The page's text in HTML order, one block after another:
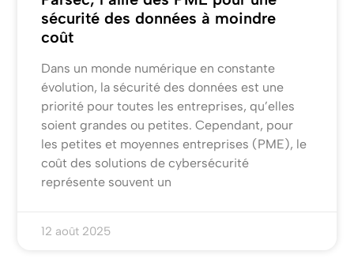
sécurité des données à moindre
coût
Dans un monde numérique en constante
évolution, la sécurité des données est une
priorité pour toutes les entreprises, qu’elles
soient grandes ou petites. Cependant, pour
les petites et moyennes entreprises (PME), le
coût des solutions de cybersécurité
représente souvent un
12 août 2025